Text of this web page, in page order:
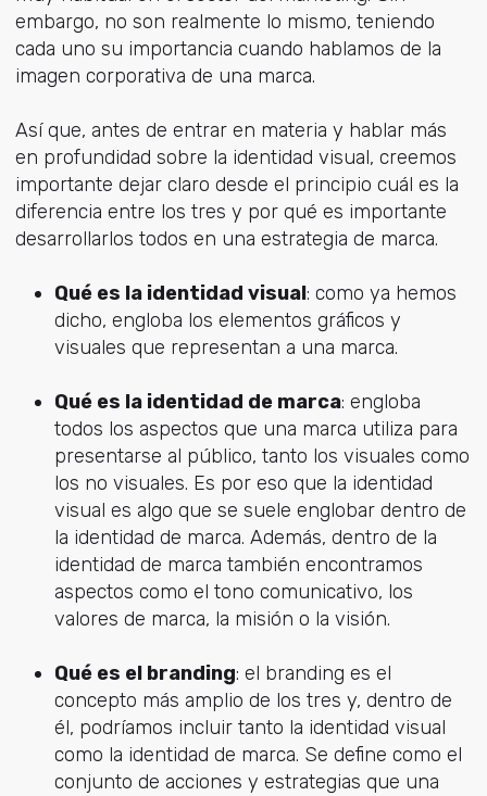
embargo, no son realmente lo mismo, teniendo
cada uno su importancia cuando hablamos de la
imagen corporativa de una marca.
Así que, antes de entrar en materia y hablar más
en profundidad sobre la identidad visual, creemos
importante dejar claro desde el principio cuál es la
diferencia entre los tres y por qué es importante
desarrollarlos todos en una estrategia de marca.
Qué es la identidad visual: como ya hemos
dicho, engloba los elementos gráficos y
visuales que representan a una marca.
Qué es la identidad de marca: engloba
todos los aspectos que una marca utiliza para
presentarse al público, tanto los visuales como
los no visuales. Es por eso que la identidad
visual es algo que se suele englobar dentro de
la identidad de marca. Además, dentro de la
identidad de marca también encontramos
aspectos como el tono comunicativo, los
valores de marca, la misión o la visión.
Qué es el branding: el branding es el
concepto más amplio de los tres y, dentro de
él, podríamos incluir tanto la identidad visual
como la identidad de marca. Se define como el
conjunto de acciones y estrategias que una